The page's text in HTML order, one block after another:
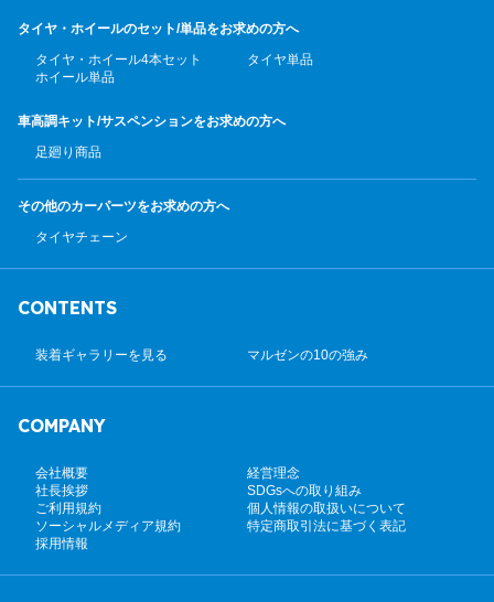
タイヤ・ホイールのセット/単品をお求めの方へ
タイヤ・ホイール4本セット
タイヤ単品
ホイール単品
車高調キット/サスペンションをお求めの方へ
足廻り商品
その他のカーパーツをお求めの方へ
タイヤチェーン
CONTENTS
装着ギャラリーを見る マルゼンの10の強み
COMPANY
会社概要
経営理念
社長挨拶
SDGsへの取り組み
ご利用規約
個人情報の取扱いについて
ソーシャルメディア規約
特定商取引法に基づく表記
採用情報